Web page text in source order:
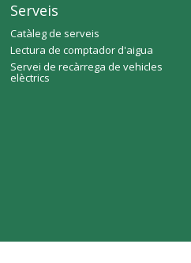
Serveis
Catàleg de serveis
Lectura de comptador d'aigua
Servei de recàrrega de vehicles
elèctrics